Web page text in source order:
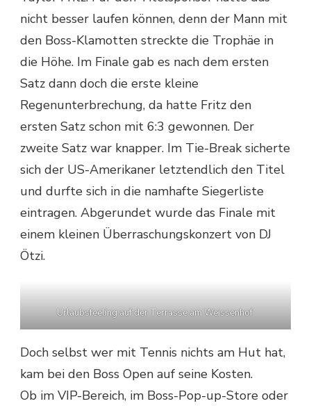
nicht besser laufen können, denn der Mann mit
den Boss-Klamotten streckte die Trophäe in
die Höhe. Im Finale gab es nach dem ersten
Satz dann doch die erste kleine
Regenunterbrechung, da hatte Fritz den
ersten Satz schon mit 6:3 gewonnen. Der
zweite Satz war knapper. Im Tie-Break sicherte
sich der US-Amerikaner letztendlich den Titel
und durfte sich in die namhafte Siegerliste
eintragen. Abgerundet wurde das Finale mit
einem kleinen Überraschungskonzert von DJ
Ötzi.
Urlaubsfeeling auf der Terrasse am Weissenhof
Doch selbst wer mit Tennis nichts am Hut hat,
kam bei den Boss Open auf seine Kosten.
Ob im VIP-Bereich, im Boss-Pop-up-Store oder